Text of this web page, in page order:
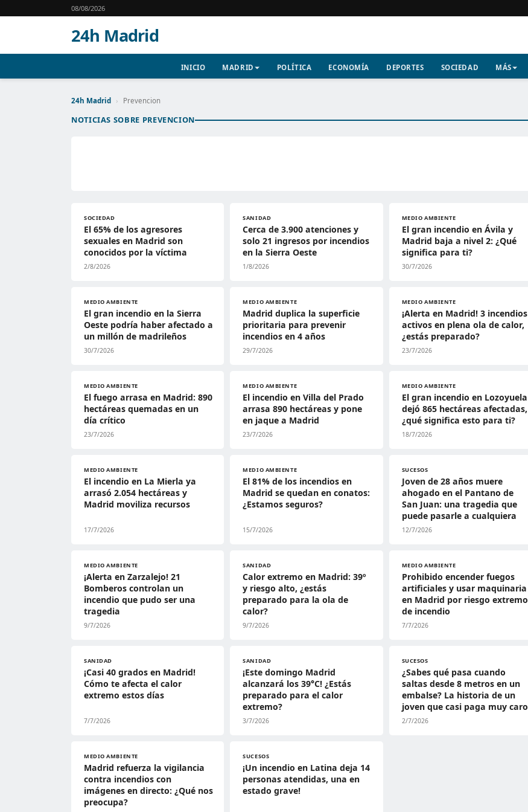
08/08/2026
24h Madrid
INICIO MADRID POLÍTICA ECONOMÍA DEPORTES SOCIEDAD MÁS
24h Madrid › Prevencion
NOTICIAS SOBRE PREVENCION
SOCIEDAD
El 65% de los agresores
sexuales en Madrid son
conocidos por la víctima
2/8/2026
SANIDAD
Cerca de 3.900 atenciones y
solo 21 ingresos por incendios
en la Sierra Oeste
1/8/2026
MEDIO AMBIENTE
El gran incendio en Ávila y
Madrid baja a nivel 2: ¿Qué
significa para ti?
30/7/2026
MEDIO AMBIENTE
El gran incendio en la Sierra
Oeste podría haber afectado a
un millón de madrileños
30/7/2026
MEDIO AMBIENTE
Madrid duplica la superficie
prioritaria para prevenir
incendios en 4 años
29/7/2026
MEDIO AMBIENTE
¡Alerta en Madrid! 3 incendios
activos en plena ola de calor,
¿estás preparado?
23/7/2026
MEDIO AMBIENTE
El fuego arrasa en Madrid: 890
hectáreas quemadas en un
día crítico
23/7/2026
MEDIO AMBIENTE
El incendio en Villa del Prado
arrasa 890 hectáreas y pone
en jaque a Madrid
23/7/2026
MEDIO AMBIENTE
El gran incendio en Lozoyuela
dejó 865 hectáreas afectadas,
¿qué significa esto para ti?
18/7/2026
MEDIO AMBIENTE
El incendio en La Mierla ya
arrasó 2.054 hectáreas y
Madrid moviliza recursos
17/7/2026
MEDIO AMBIENTE
El 81% de los incendios en
Madrid se quedan en conatos:
¿Estamos seguros?
15/7/2026
SUCESOS
Joven de 28 años muere
ahogado en el Pantano de
San Juan: una tragedia que
puede pasarle a cualquiera
12/7/2026
MEDIO AMBIENTE
¡Alerta en Zarzalejo! 21
Bomberos controlan un
incendio que pudo ser una
tragedia
9/7/2026
SANIDAD
Calor extremo en Madrid: 39º
y riesgo alto, ¿estás
preparado para la ola de
calor?
9/7/2026
MEDIO AMBIENTE
Prohibido encender fuegos
artificiales y usar maquinaria
en Madrid por riesgo extremo
de incendio
7/7/2026
SANIDAD
¡Casi 40 grados en Madrid!
Cómo te afecta el calor
extremo estos días
7/7/2026
SANIDAD
¡Este domingo Madrid
alcanzará los 39°C! ¿Estás
preparado para el calor
extremo?
3/7/2026
SUCESOS
¿Sabes qué pasa cuando
saltas desde 8 metros en un
embalse? La historia de un
joven que casi paga muy caro
2/7/2026
MEDIO AMBIENTE
Madrid refuerza la vigilancia
contra incendios con
imágenes en directo: ¿Qué nos
preocupa?
SUCESOS
¡Un incendio en Latina deja 14
personas atendidas, una en
estado grave!